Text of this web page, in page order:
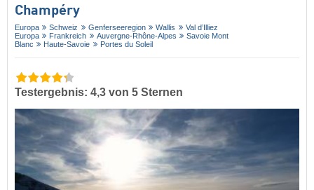
Champéry
Europa Schweiz Genferseeregion Wallis
Val d’Illiez
Europa
Frankreich Auvergne-Rhône-Alpes
Savoie Mont
Blanc
Haute-Savoie Portes du Soleil
Testergebnis: 4,3 von 5 Sternen